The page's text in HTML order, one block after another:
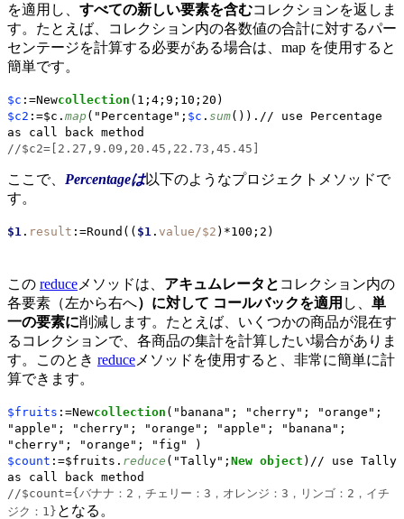
を適用し、 すべての新しい要素を含むコレクションを返しま
す。たとえば、コレクション内の各数値の合計に対するパー
センテージを計算する必要がある場合は、 map を使用すると
簡単です。
$c :=Newcollection (1;4;9;10;20)
$c2 :=$c. map ("Percentage"; $c . sum()). // use Percentage
as call back method
//$c2=[2.27,9.09,20.45,22.73,45.45]
ここで、 Percentageは以下のようなプロジェクトメソッドで
す。
$1 . result :=Round(( $1 . value/$2 )*100;2)
この reduce メソッドは、 アキュムレータと コレクション内の
各要素（左から右へ）に対して コールバックを適用 し、 単
一の要素に削減します。たとえば、いくつかの商品が混在す
るコレクションで、各商品の集計を計算したい場合がありま
す。このとき reduce メソッドを使用すると、非常に簡単に計
算できます。
$fruits :=Newcollection ("banana"; "cherry"; "orange";
"apple"; "cherry"; "orange"; "apple"; "banana";
"cherry"; "orange"; "fig" )
$count :=$fruits. reduce ("Tally"; New object ) // use Tally
as call back method
//$count={バナナ：2，チェリー：3，オレンジ：3，リンゴ：2，イチ
ジク：1} となる。